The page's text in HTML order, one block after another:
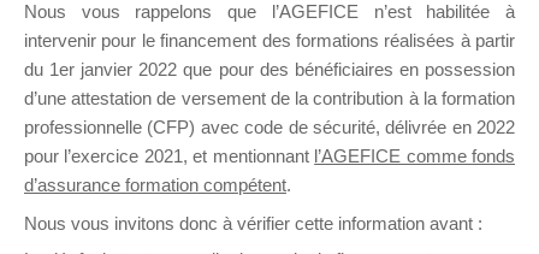
Groupe Public
il y a 12 heures
Ce groupe est destiné aux Organismes de
Nous vous rappelons que l’AGEFICE n’est habilitée à
intervenir pour le financement des formations réalisées à partir
du 1er janvier 2022 que pour des bénéficiaires en possession
d’une attestation de versement de la contribution à la formation
professionnelle (CFP) avec code de sécurité, délivrée en 2022
pour l’exercice 2021, et mentionnant l’AGEFICE comme fonds
d’assurance formation compétent.
Nous vous invitons donc à vérifier cette information avant :